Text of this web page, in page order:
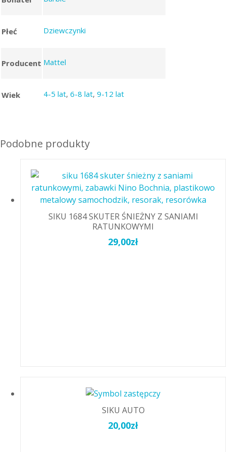
Płeć Dziewczynki
Producent Mattel
Wiek 4-5 lat, 6-8 lat, 9-12 lat
Podobne produkty
SIKU 1684 SKUTER ŚNIEŻNY Z SANIAMI
RATUNKOWYMI
29,00zł
SIKU AUTO
20,00zł